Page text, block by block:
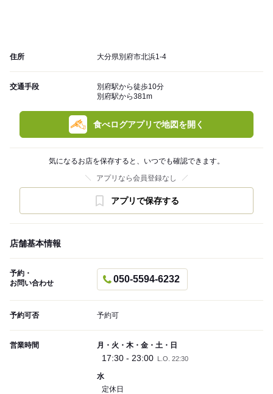
住所 大分県別府市北浜1-4
交通手段
別府駅から徒歩10分
別府駅から381m
食べログアプリで地図を開く
気になるお店を保存すると、いつでも確認できます。
アプリなら会員登録なし
アプリで保存する
店舗基本情報
予約・
お問い合わせ
050-5594-6232
予約可否 予約可
営業時間 月・火・木・金・土・日
17:30 - 23:00 L.O. 22:30
水
定休日